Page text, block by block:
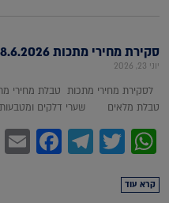
סקירת מחירי מתכות 18.6.2026
יוני 23, 2026
לסקירת מחירי מתכות טבלת מחירי
טבלת מלאים שערי דלקים ומטבעות
WhatsApp
Twitter
קרא עוד